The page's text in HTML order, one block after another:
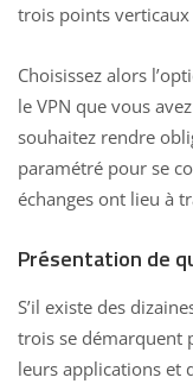
trois points verticaux
Choisissez alors
le VPN que vous
souhaitez rendre
paramétré pour se
échanges ont lieu à
Présentation de
S’il existe des
trois se démarquent
leurs applications et